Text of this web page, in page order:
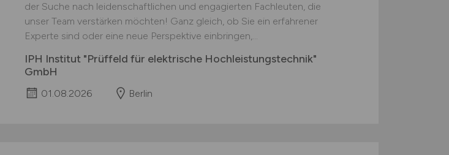
der Suche nach leidenschaftlichen und engagierten Fachleuten, die
unser Team verstärken möchten! Ganz gleich, ob Sie ein erfahrener
Experte sind oder eine neue Perspektive einbringen,...
IPH Institut "Prüffeld für elektrische Hochleistungstechnik"
GmbH
01.08.2026 Berlin